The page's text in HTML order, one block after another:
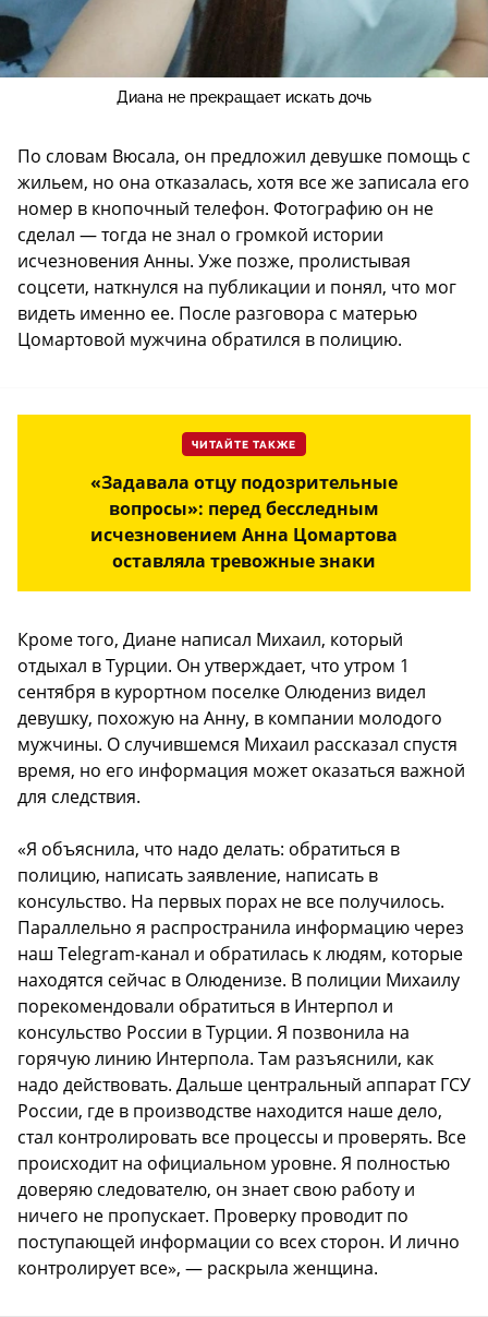
Диана не прекращает искать дочь
По словам Вюсала, он предложил девушке помощь с
жильем, но она отказалась, хотя все же записала его
номер в кнопочный телефон. Фотографию он не
сделал — тогда не знал о громкой истории
исчезновения Анны. Уже позже, пролистывая
соцсети, наткнулся на публикации и понял, что мог
видеть именно ее. После разговора с матерью
Цомартовой мужчина обратился в полицию.
ЧИТАЙТЕ ТАКЖЕ
«Задавала отцу подозрительные
вопросы»: перед бесследным
исчезновением Анна Цомартова
оставляла тревожные знаки
Кроме того, Диане написал Михаил, который
отдыхал в Турции. Он утверждает, что утром 1
сентября в курортном поселке Олюдениз видел
девушку, похожую на Анну, в компании молодого
мужчины. О случившемся Михаил рассказал спустя
время, но его информация может оказаться важной
для следствия.
«Я объяснила, что надо делать: обратиться в
полицию, написать заявление, написать в
консульство. На первых порах не все получилось.
Параллельно я распространила информацию через
наш Telegram-канал и обратилась к людям, которые
находятся сейчас в Олюденизе. В полиции Михаилу
порекомендовали обратиться в Интерпол и
консульство России в Турции. Я позвонила на
горячую линию Интерпола. Там разъяснили, как
надо действовать. Дальше центральный аппарат ГСУ
России, где в производстве находится наше дело,
стал контролировать все процессы и проверять. Все
происходит на официальном уровне. Я полностью
доверяю следователю, он знает свою работу и
ничего не пропускает. Проверку проводит по
поступающей информации со всех сторон. И лично
контролирует все», — раскрыла женщина.